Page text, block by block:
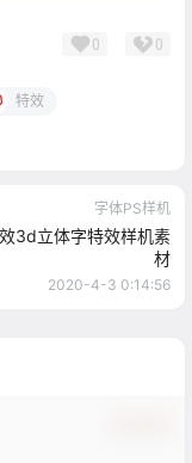
0 0
特效
字体PS样机
3d立体字特效样机素
材
2020-4-3 0:14:56